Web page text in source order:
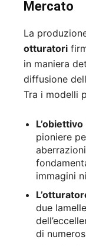
Mercato
La
otturatori
in maniera
diffusione
Tra i modelli
pioniere
immagini
due
di